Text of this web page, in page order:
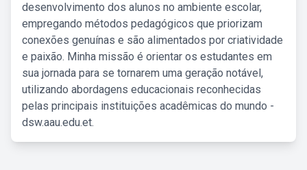
desenvolvimento dos alunos no ambiente escolar,
empregando métodos pedagógicos que priorizam
conexões genuínas e são alimentados por criatividade
e paixão. Minha missão é orientar os estudantes em
sua jornada para se tornarem uma geração notável,
utilizando abordagens educacionais reconhecidas
pelas principais instituições acadêmicas do mundo -
dsw.aau.edu.et.